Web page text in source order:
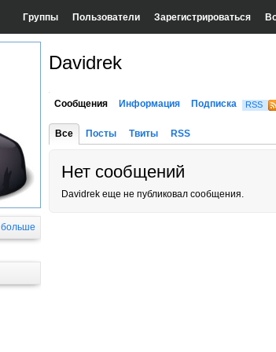
Группы Пользователи Зарегистрироваться
больше
Davidrek
Сообщения Информация Подписка RSS
Все Посты Твиты RSS
Нет сообщений
Davidrek еще не публиковал сообщения.